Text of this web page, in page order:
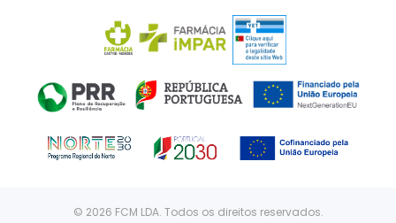
© 2026 FCM LDA. Todos os direitos reservados.